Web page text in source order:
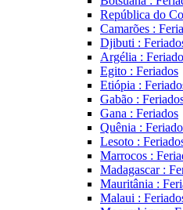
República do
Camarões :
Djibuti :
Argélia :
Egito : Feriados
Etiópia :
Gabão :
Gana : Feriados
Quênia :
Lesoto :
Marrocos :
Madagascar :
Mauritânia :
Malaui :